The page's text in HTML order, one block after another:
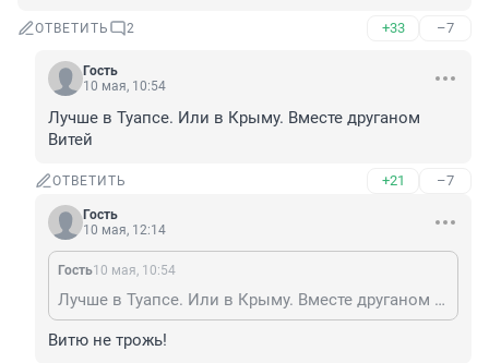
ОТВЕТИТЬ 2 +33 –7
Гость
10 мая, 10:54
Лучше в Туапсе. Или в Крыму. Вместе друганом
Витей
ОТВЕТИТЬ +21 –7
Гость
10 мая, 12:14
Гость10 мая, 10:54
Лучше в Туапсе. Или в Крыму. Вместе друганом Витей
Витю не трожь!